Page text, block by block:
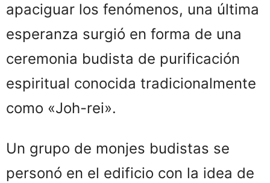
apaciguar los fenómenos, una última
esperanza surgió en forma de una
ceremonia budista de purificación
espiritual conocida tradicionalmente
como «Joh-rei».
Un grupo de monjes budistas se
personó en el edificio con la idea de